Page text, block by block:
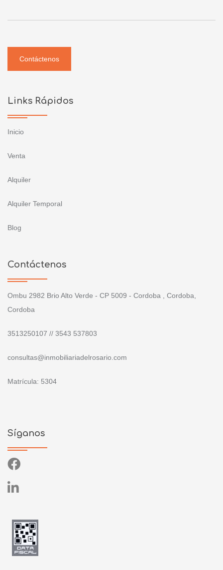
Contáctenos
Links Rápidos
Inicio
Venta
Alquiler
Alquiler Temporal
Blog
Contáctenos
Ombu 2982 Brio Alto Verde - CP 5009 - Cordoba , Cordoba,
Cordoba
3513250107 // 3543 537803
consultas@inmobiliariadelrosario.com
Matrícula: 5304
Síganos